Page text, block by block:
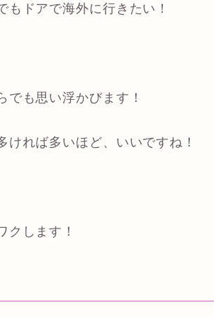
もドアで海外に行きたい！
でも思い浮かびます！
ければ多いほど、いいですね！
クします！